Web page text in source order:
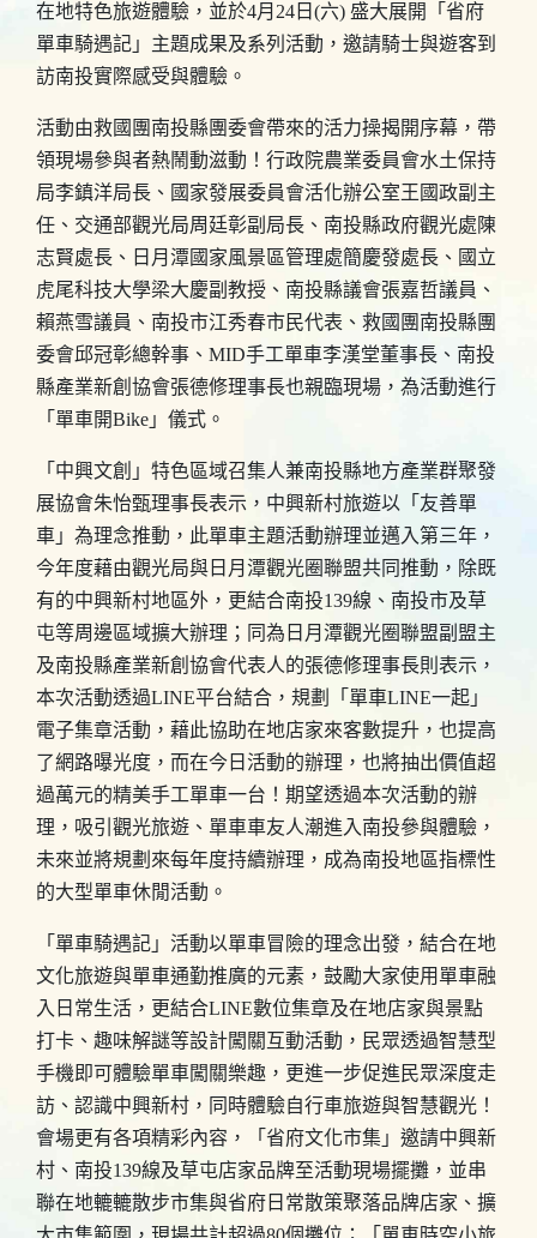
在地特色旅遊體驗，並於4月24日(六) 盛大展開「省府
單車騎遇記」主題成果及系列活動，邀請騎士與遊客到
訪南投實際感受與體驗。
活動由救國團南投縣團委會帶來的活力操揭開序幕，帶
領現場參與者熱鬧動滋動！行政院農業委員會水土保持
局李鎮洋局長、國家發展委員會活化辦公室王國政副主
任、交通部觀光局周廷彰副局長、南投縣政府觀光處陳
志賢處長、日月潭國家風景區管理處簡慶發處長、國立
虎尾科技大學梁大慶副教授、南投縣議會張嘉哲議員、
賴燕雪議員、南投市江秀春市民代表、救國團南投縣團
委會邱冠彰總幹事、MID手工單車李漢堂董事長、南投
縣產業新創協會張德修理事長也親臨現場，為活動進行
「單車開Bike」儀式。
「中興文創」特色區域召集人兼南投縣地方產業群聚發
展協會朱怡甄理事長表示，中興新村旅遊以「友善單
車」為理念推動，此單車主題活動辦理並邁入第三年，
今年度藉由觀光局與日月潭觀光圈聯盟共同推動，除既
有的中興新村地區外，更結合南投139線、南投市及草
屯等周邊區域擴大辦理；同為日月潭觀光圈聯盟副盟主
及南投縣產業新創協會代表人的張德修理事長則表示，
本次活動透過LINE平台結合，規劃「單車LINE一起」
電子集章活動，藉此協助在地店家來客數提升，也提高
了網路曝光度，而在今日活動的辦理，也將抽出價值超
過萬元的精美手工單車一台！期望透過本次活動的辦
理，吸引觀光旅遊、單車車友人潮進入南投參與體驗，
未來並將規劃來每年度持續辦理，成為南投地區指標性
的大型單車休閒活動。
「單車騎遇記」活動以單車冒險的理念出發，結合在地
文化旅遊與單車通勤推廣的元素，鼓勵大家使用單車融
入日常生活，更結合LINE數位集章及在地店家與景點
打卡、趣味解謎等設計闖關互動活動，民眾透過智慧型
手機即可體驗單車闖關樂趣，更進一步促進民眾深度走
訪、認識中興新村，同時體驗自行車旅遊與智慧觀光！
會場更有各項精彩內容，「省府文化市集」邀請中興新
村、南投139線及草屯店家品牌至活動現場擺攤，並串
聯在地轆轆散步市集與省府日常散策聚落品牌店家、擴